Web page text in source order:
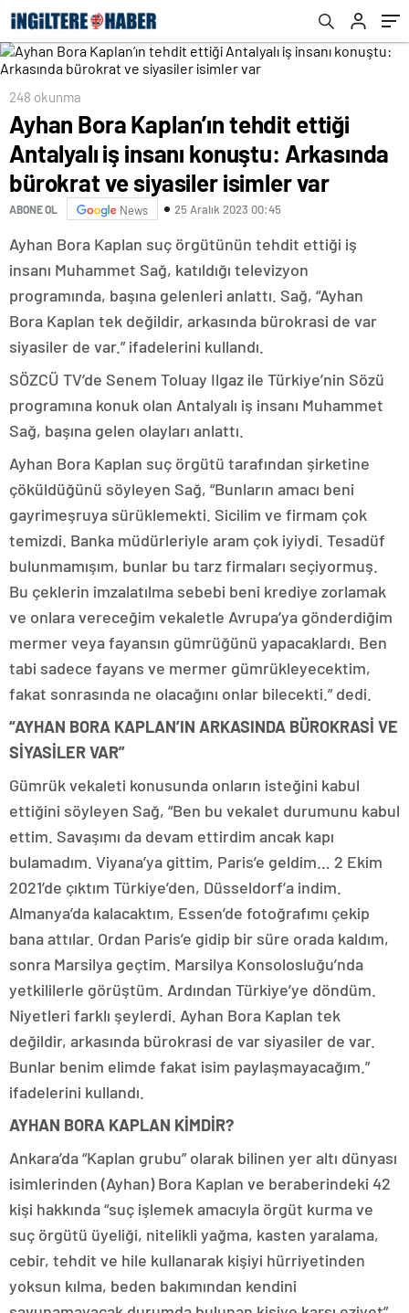
siyasiler isimler var
248 okunma
Ayhan Bora Kaplan’ın tehdit ettiği
Antalyalı iş insanı konuştu: Arkasında
bürokrat ve siyasiler isimler var
ABONE OL News 25 Aralık 2023 00:45
Ayhan Bora Kaplan suç örgütünün tehdit ettiği iş
insanı Muhammet Sağ, katıldığı televizyon
programında, başına gelenleri anlattı. Sağ, “Ayhan
Bora Kaplan tek değildir, arkasında bürokrasi de var
siyasiler de var.” ifadelerini kullandı.
SÖZCÜ TV’de Senem Toluay Ilgaz ile Türkiye’nin Sözü
programına konuk olan Antalyalı iş insanı Muhammet
Sağ, başına gelen olayları anlattı.
Ayhan Bora Kaplan suç örgütü tarafından şirketine
çöküldüğünü söyleyen Sağ, “Bunların amacı beni
gayrimeşruya sürüklemekti. Sicilim ve firmam çok
temizdi. Banka müdürleriyle aram çok iyiydi. Tesadüf
bulunmamışım, bunlar bu tarz firmaları seçiyormuş.
Bu çeklerin imzalatılma sebebi beni krediye zorlamak
ve onlara vereceğim vekaletle Avrupa’ya gönderdiğim
mermer veya fayansın gümrüğünü yapacaklardı. Ben
tabi sadece fayans ve mermer gümrükleyecektim,
fakat sonrasında ne olacağını onlar bilecekti.” dedi.
“AYHAN BORA KAPLAN’IN ARKASINDA BÜROKRASİ VE
SİYASİLER VAR”
Gümrük vekaleti konusunda onların isteğini kabul
ettiğini söyleyen Sağ, “Ben bu vekalet durumunu kabul
ettim. Savaşımı da devam ettirdim ancak kapı
bulamadım. Viyana’ya gittim, Paris’e geldim… 2 Ekim
2021’de çıktım Türkiye’den, Düsseldorf’a indim.
Almanya’da kalacaktım, Essen’de fotoğrafımı çekip
bana attılar. Ordan Paris’e gidip bir süre orada kaldım,
sonra Marsilya geçtim. Marsilya Konsolosluğu’nda
yetkililerle görüştüm. Ardından Türkiye’ye döndüm.
Niyetleri farklı şeylerdi. Ayhan Bora Kaplan tek
değildir, arkasında bürokrasi de var siyasiler de var.
Bunlar benim elimde fakat isim paylaşmayacağım.”
ifadelerini kullandı.
AYHAN BORA KAPLAN KİMDİR?
Ankara’da “Kaplan grubu” olarak bilinen yer altı dünyası
isimlerinden (Ayhan) Bora Kaplan ve beraberindeki 42
kişi hakkında “suç işlemek amacıyla örgüt kurma ve
suç örgütü üyeliği, nitelikli yağma, kasten yaralama,
cebir, tehdit ve hile kullanarak kişiyi hürriyetinden
yoksun kılma, beden bakımından kendini